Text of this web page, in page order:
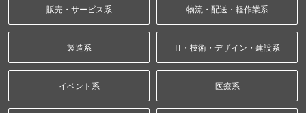
販売・サービス系 物流・配送・軽作業系
製造系 IT・技術・デザイン・建設系
イベント系 医療系